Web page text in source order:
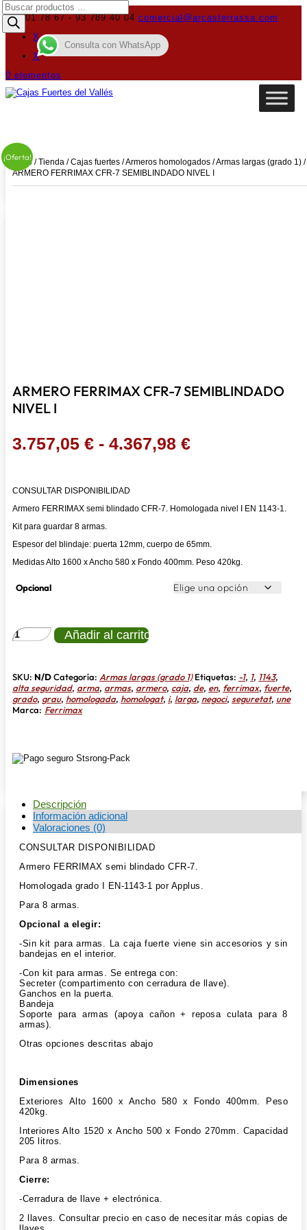
619 01 78 67 - 93 789 40 04 comercial@arcasterrassa.com
X
X
0 elementos
Búsqueda
de
productos
Inicio/Tienda /Cajas fuertes /Armeros homologados /Armas largas (grado 1) /
ARMERO FERRIMAX CFR-7 SEMIBLINDADO NIVEL I
¡Oferta!
ARMERO FERRIMAX CFR-7 SEMIBLINDADO
NIVEL I
3.757,05 € - 4.367,98 €Rango
desde
hasta
4.367,98 €
CONSULTAR DISPONIBILIDAD
Armero FERRIMAX semi blindado CFR-7. Homologada nivel I EN 1143-1.
Kit para guardar 8 armas.
Espesor del blindaje: puerta 12mm, cuerpo de 65mm.
Medidas Alto 1600 x Ancho 580 x Fondo 400mm. Peso 420kg.
Opcional
ARMERO
FERRIMAX
SEMIBLINDADO
NIVEL
I
cantidad
Añadir al carrito
SKU: N/DCategoría: Armas largas (grado 1) Etiquetas: -1, 1, 1143,
alta seguridad, arma, armas, armero, caja, de, en, ferrimax, fuerte,
grado, grau, homologada, homologat, i, larga, negoci, seguretat, une
Marca: Ferrimax
Descripción
Información adicional
Valoraciones (0)
CONSULTAR DISPONIBILIDAD
Armero FERRIMAX semi blindado CFR-7.
Homologada grado I EN-1143-1 por Applus.
Para 8 armas.
Opcional a elegir:
-Sin kit para armas. La caja fuerte viene sin accesorios y sin
bandejas en el interior.
-Con kit para armas. Se entrega con:
Secreter (compartimento con cerradura de llave).
Ganchos en la puerta.
Bandeja
Soporte para armas (apoya cañon + reposa culata para 8
armas).
Otras opciones descritas abajo
Dimensiones
Exteriores Alto 1600 x Ancho 580 x Fondo 400mm. Peso
420kg.
Interiores Alto 1520 x Ancho 500 x Fondo 270mm. Capacidad
205 litros.
Para 8 armas.
Cierre:
-Cerradura de llave + electrónica.
2 llaves. Consultar precio en caso de necesitar más copias de
Consulta con WhatsApp